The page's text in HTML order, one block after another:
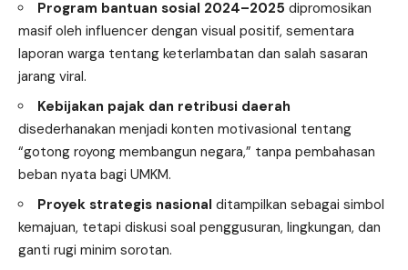
Program bantuan sosial 2024–2025 dipromosikan
masif oleh influencer dengan visual positif, sementara
laporan warga tentang keterlambatan dan salah sasaran
jarang viral.
Kebijakan pajak dan retribusi daerah
disederhanakan menjadi konten motivasional tentang
“gotong royong membangun negara,” tanpa pembahasan
beban nyata bagi UMKM.
Proyek strategis nasional ditampilkan sebagai simbol
kemajuan, tetapi diskusi soal penggusuran, lingkungan, dan
ganti rugi minim sorotan.